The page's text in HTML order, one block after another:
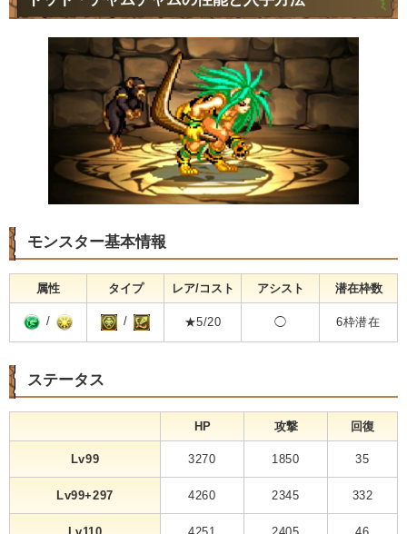
モンスター基本情報
属性 タイプ レア/コスト アシスト 潜在枠数
/ / ★5/20 ◯ 6枠潜在
ステータス
HP 攻撃 回復
Lv99 3270 1850 35
Lv99+297 4260 2345 332